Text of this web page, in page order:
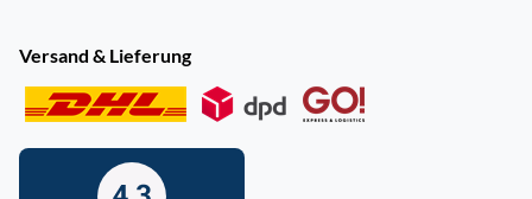
Versand & Lieferung